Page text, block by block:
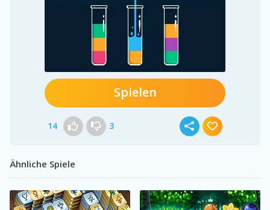
Spielen
14 3
Ähnliche Spiele